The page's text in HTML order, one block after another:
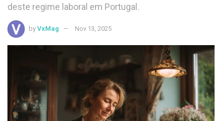
deste regime laboral em Portugal.
by VxMag Nov 13, 2025